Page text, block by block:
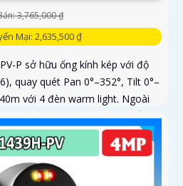
3,765,000 ₫
Mại: 2,635,500 ₫
P sở hữu ống kính kép với độ
quay quét Pan 0°–352°, Tilt 0°–
với 4 đèn warm light. Ngoài
chuẩn chống nước IP66, hỗ trợ
nối Wi-Fi 2